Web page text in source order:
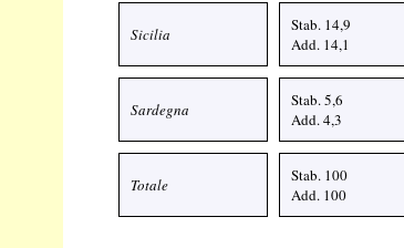
Sicilia
Stab. 14,9
Add. 14,1
Sardegna
Stab. 5,6
Add. 4,3
Totale
Stab. 100
Add. 100